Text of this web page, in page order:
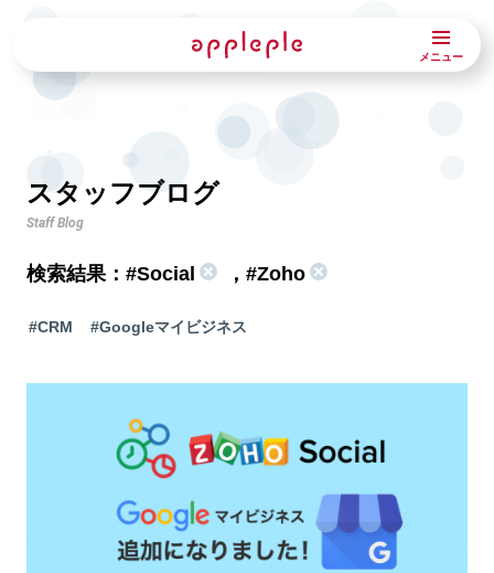
メニュー
スタッフブログ
Staff Blog
検索結果： #Social ， #Zoho
#CRM #Googleマイビジネス